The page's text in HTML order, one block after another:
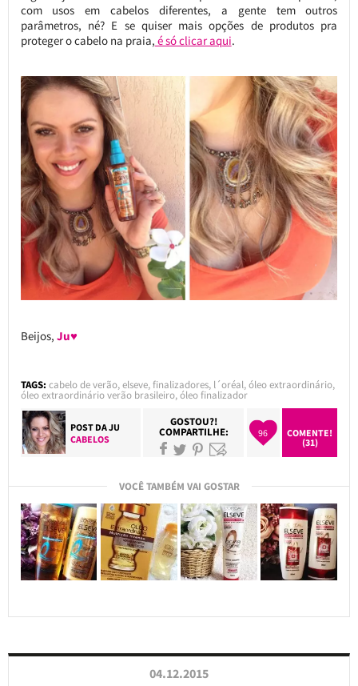
com usos em cabelos diferentes, a gente tem outros
parâmetros, né? E se quiser mais opções de produtos pra
proteger o cabelo na praia, é só clicar aqui.
Beijos, Ju♥
TAGS: cabelo de verão,elseve,finalizadores, l´oréal,óleo extraordinário,
óleo extraordinário verão brasileiro,óleo finalizador
POST DAJU
CABELOS
GOSTOU?!
COMPARTILHE: 96
COMENTE!
(31)
VOCÊ TAMBÉM VAI GOSTAR
04.12.2015